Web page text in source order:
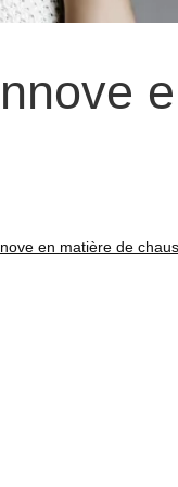
en matière de